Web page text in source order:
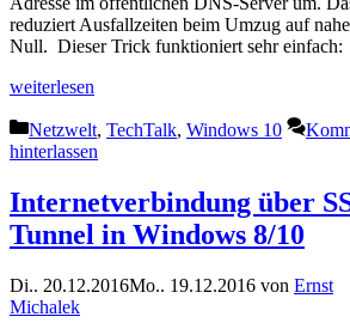
reduziert Ausfallzeiten beim Umzug auf
Null. Dieser Trick funktioniert sehr einfach:
weiterlesen
Kategorien
Netzwelt, TechTalk, Windows 10
hinterlassen
Internetverbindung über
Tunnel in Windows 8/10
Di.. 20.12.2016Mo.. 19.12.2016 von Ernst
Michalek